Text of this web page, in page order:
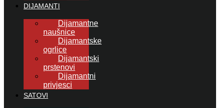
DIJAMANTI
Dijamantne
naušnice
Dijamantske
ogrlice
Dijamantski
prstenovi
Dijamantni
privjesci
SATOVI